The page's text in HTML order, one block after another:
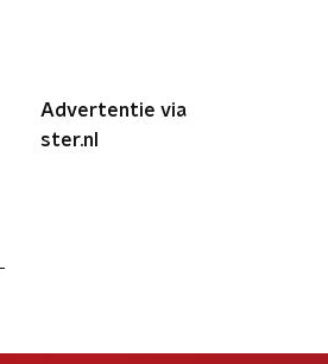
Advertentie via
ster.nl